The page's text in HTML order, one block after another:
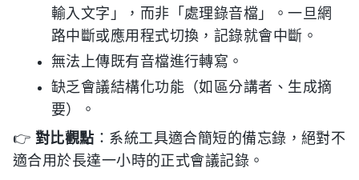
輸入文字」，而非「處理錄音檔」。一旦網
路中斷或應用程式切換，記錄就會中斷。
無法上傳既有音檔進行轉寫。
缺乏會議結構化功能（如區分講者、生成摘
要）。
👉 對比觀點 ：系統工具適合簡短的備忘錄，絕對不
適合用於長達一小時的正式會議記錄。